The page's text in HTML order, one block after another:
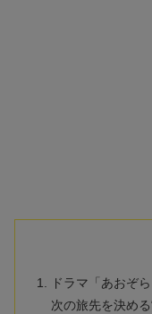
ドラマ「あおぞ
次の旅先を決める